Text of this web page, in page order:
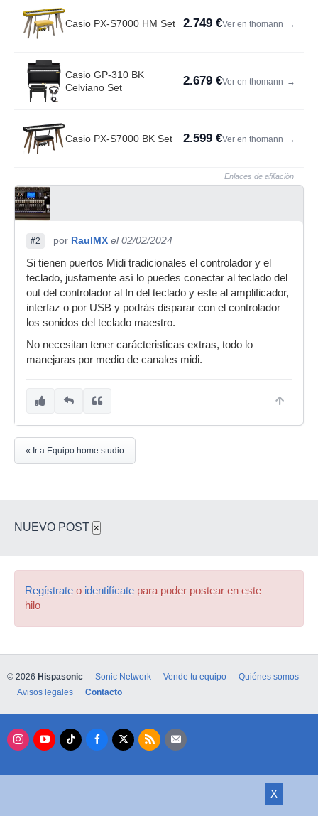
Casio PX-S7000 HM Set 2.749 €Ver en thomann →
Casio GP-310 BK
Celviano Set
2.679 €Ver en thomann →
Casio PX-S7000 BK Set 2.599 €Ver en thomann →
Enlaces de afiliación
#2 por RaulMX el 02/02/2024
Si tienen puertos Midi tradicionales el controlador y el
teclado, justamente así lo puedes conectar al teclado del
out del controlador al In del teclado y este al amplificador,
interfaz o por USB y podrás disparar con el controlador
los sonidos del teclado maestro.
No necesitan tener carácteristicas extras, todo lo
manejaras por medio de canales midi.
« Ir a Equipo home studio
NUEVO POST ×
Regístrate o identifícate para poder postear en este
hilo
X
© 2026 Hispasonic Sonic Network Vende tu equipo
Quiénes somos
Avisos legales
Contacto